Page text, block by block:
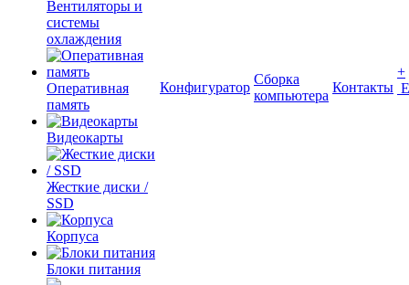
Вентиляторы и
системы
охлаждения
Оперативная
память
Видеокарты
Жесткие диски /
SSD
Корпуса
Блоки питания
Конфигуратор
Сборка
компьютера
Контакты
+